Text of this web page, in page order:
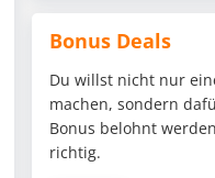
Bonus Deals
Du willst nicht nur
machen, sondern
Bonus belohnt
richtig.